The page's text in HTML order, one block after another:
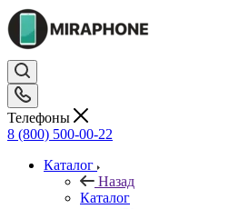
Телефоны
8 (800) 500-00-22
Каталог
Назад
Каталог